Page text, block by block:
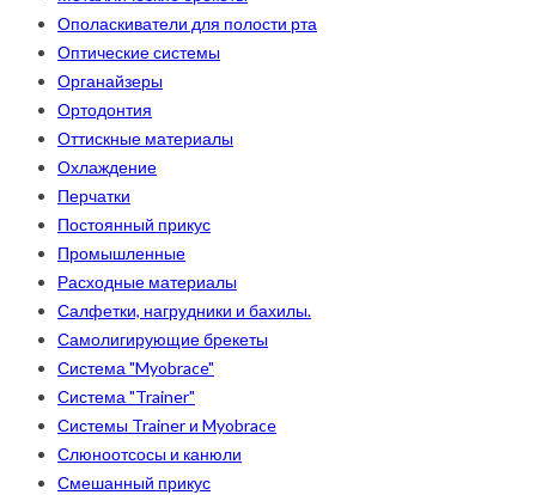
Ополаскиватели для полости рта
Оптические системы
Органайзеры
Ортодонтия
Оттискные материалы
Охлаждение
Перчатки
Постоянный прикус
Промышленные
Расходные материалы
Салфетки, нагрудники и бахилы.
Самолигирующие брекеты
Система "Myobrace"
Система "Trainer"
Системы Trainer и Myobrace
Слюноотсосы и канюли
Смешанный прикус